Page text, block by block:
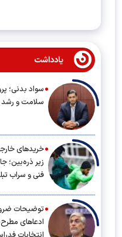
یادداشت
سواد بدنی؛
سلامت و رشد
خریدهای
زیر ذره‌بین؛
فنی و سراب
توضیحات
ادعاهای